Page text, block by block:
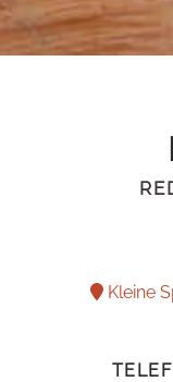
Kleine